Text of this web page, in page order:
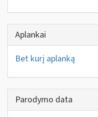
Aplankai
Bet kurį aplanką
Parodymo data